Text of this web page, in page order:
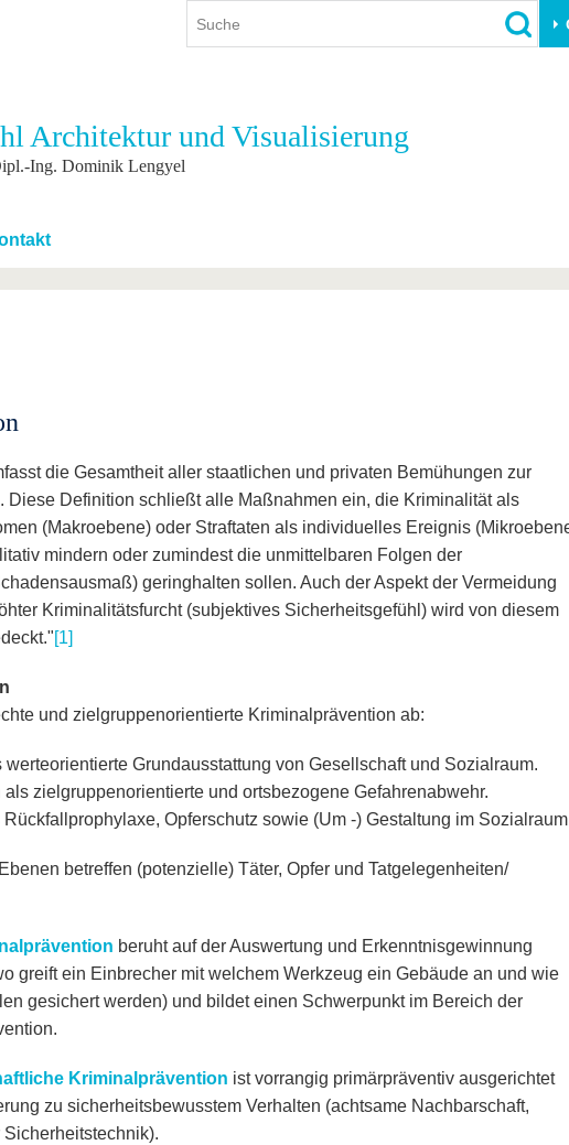
International
Internationales Profil
Mit der BTU ins Ausland
Für internationale
Studierende
Weiterbildung Transfer
Innovative Transferprojekte
Architektur und Visualisierung
Ing. Dominik Lengyel
die Gesamtheit aller staatlichen und privaten Bemühungen zur
Diese Definition schließt alle Maßnahmen ein, die Kriminalität als
(Makroebene) oder Straftaten als individuelles Ereignis
mindern oder zumindest die unmittelbaren Folgen der
geringhalten sollen. Auch der Aspekt der Vermeidung
Kriminalitätsfurcht (subjektives Sicherheitsgefühl) wird von diesem
[1]
und zielgruppenorientierte Kriminalprävention ab:
werteorientierte Grundausstattung von Gesellschaft und Sozialraum.
als zielgruppenorientierte und ortsbezogene Gefahrenabwehr.
Rückfallprophylaxe, Opferschutz sowie (Um -) Gestaltung im Sozialraum
betreffen (potenzielle) Täter, Opfer und Tatgelegenheiten/
beruht auf der Auswertung und Erkenntnisgewinnung
greift ein Einbrecher mit welchem Werkzeug ein Gebäude an und wie
gesichert werden) und bildet einen Schwerpunkt im Bereich der
Kriminalprävention ist vorrangig primärpräventiv ausgerichtet
zu sicherheitsbewusstem Verhalten (achtsame Nachbarschaft,